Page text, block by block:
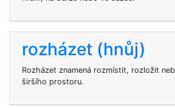
rozházet (hnůj)
Rozházet znamená rozmístit, rozložit
širšího prostoru.